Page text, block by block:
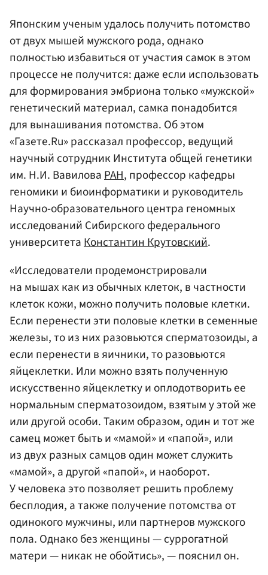
Японским ученым удалось получить потомство
от двух мышей мужского рода, однако
полностью избавиться от участия самок в этом
процессе не получится: даже если использовать
для формирования эмбриона только «мужской»
генетический материал, самка понадобится
для вынашивания потомства. Об этом
«Газете.Ru» рассказал профессор, ведущий
научный сотрудник Института общей генетики
им. Н.И. ВавиловаРАН, профессор кафедры
геномики и биоинформатики и руководитель
Научно-образовательного центра геномных
исследований Сибирского федерального
университетаКонстантин Крутовский.
«Исследователи продемонстрировали
на мышах как из обычных клеток, в частности
клеток кожи, можно получить половые клетки.
Если перенести эти половые клетки в семенные
железы, то из них разовьются сперматозоиды, а
если перенести в яичники, то разовьются
яйцеклетки. Или можно взять полученную
искусственно яйцеклетку и оплодотворить ее
нормальным сперматозоидом, взятым у этой же
или другой особи. Таким образом, один и тот же
самец может быть и «мамой» и «папой», или
из двух разных самцов один может служить
«мамой», а другой «папой», и наоборот.
У человека это позволяет решить проблему
бесплодия, а также получение потомства от
одинокого мужчины, или партнеров мужского
пола. Однако без женщины — суррогатной
матери — никак не обойтись», — пояснил он.